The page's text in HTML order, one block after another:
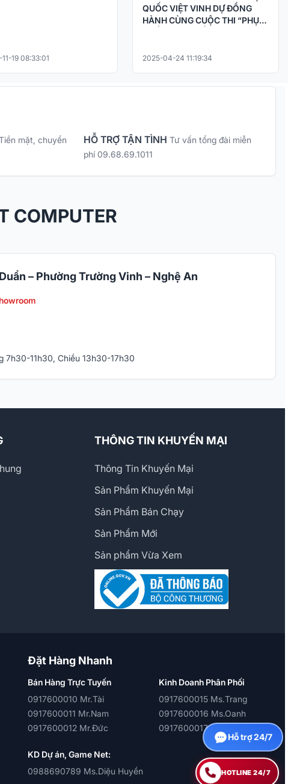
HOTLINE 24/7
19 08:33:01
QUỐC VIỆT VINH DỰ ĐỒNG
HÀNH CÙNG CUỘC THI “PHỤC
2025-04-24 11:19:34
mặt, chuyển
HỖ TRỢ TẬN TÌNH Tư vấn tổng đài miễn
phí 09.68.69.1011
COMPUTER
– Phường Trường Vinh – Nghệ An
7h30-11h30, Chiều 13h30-17h30
THÔNG TIN KHUYẾN MẠI
Thông Tin Khuyến Mại
Sản Phẩm Khuyến Mại
Sản Phẩm Bán Chạy
Sản Phẩm Mới
Sản phẩm Vừa Xem
Đặt Hàng Nhanh
Bán Hàng Trực Tuyến
0917600010 Mr.Tài
0917600011 Mr.Nam
0917600012 Mr.Đức
Kinh Doanh Phân Phối
0917600015 Ms.Trang
0917600016 Ms.Oanh
0917600017 Ms.Quỳnh
KD Dự án, Game Net:
0988690789 Ms.Diệu Huyền
Hỗ trợ 24/7